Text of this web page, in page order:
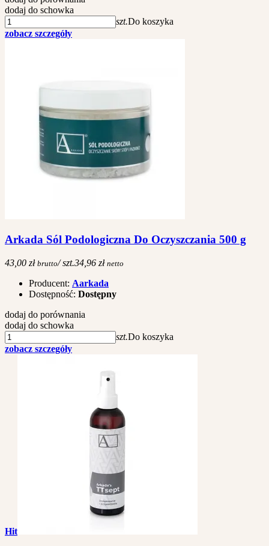
dodaj do schowka
szt.Do koszyka
zobacz szczegóły
Arkada Sól Podologiczna Do Oczyszczania 500 g
43,00 zł brutto/ szt.34,96 zł netto
Producent: Aarkada
Dostępność: Dostępny
dodaj do porównania
dodaj do schowka
szt.Do koszyka
zobacz szczegóły
Hit